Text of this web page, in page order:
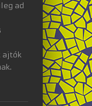
ad
ajtók